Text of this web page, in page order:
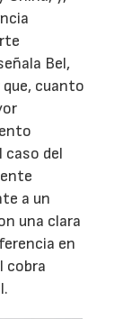
Bel,
cuanto
caso del
a un
una clara
en
cobra